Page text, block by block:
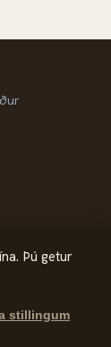
Þú getur
stillingum